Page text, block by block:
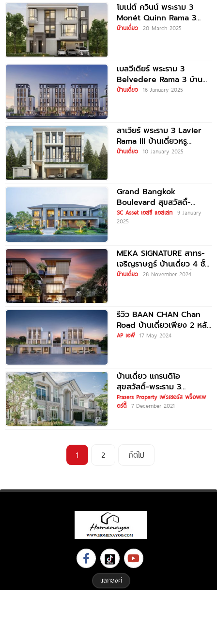
โมเน่ต์ ควินน์ พระราม 3
Monét Quinn Rama 3
บ้านหรู 3.5
บ้านเดี่ยว 20 March 2025
เบลวีเดียร์ พระราม 3
Belvedere Rama 3 บ้าน
เดี่ยวและบ้านแฝดสูง 6 ชั้น
บ้านเดี่ยว 16 January 2025
ลาเวียร์ พระราม 3 Lavier
Rama III บ้านเดี่ยวหรู
ใจกลางพระราม 3 เอกสิทธิ์
บ้านเดี่ยว 10 January 2025
Grand Bangkok
Boulevard สุขสวัสดิ์-
พระราม 3 บ้านหรูติดถนน
ใหญ่สุขสวัสดิ์ ใกล้ทางด่วน
SC Asset เอสซี แอสเสท 9 January
2025
MEKA SIGNATURE สาทร-
เจริญราษฎร์ บ้านเดี่ยว 4 ชั้น
พร้อมลิฟต์และสระว่ายน้ำส่วน
บ้านเดี่ยว 28 November 2024
รีวิว BAAN CHAN Chan
Road บ้านเดี่ยวเพียง 2 หลัง
บนทำเลทองย่านถนนจันทน์
AP เอพี 17 May 2024
บ้านเดี่ยว แกรนดิโอ
สุขสวัสดิ์-พระราม 3
Grandio Suksawat-Rama
3 เริ่ม 12-20 ล้าน*
Frasers Property เฟรเซอร์ส พร็อพเพ
อร์ตี้ 7 December 2021
1 2 ถัดไป
แลกลิงค์